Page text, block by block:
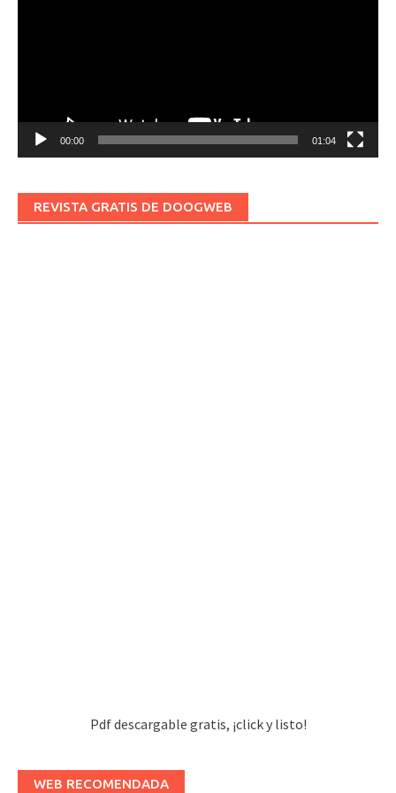
00:00 01:04
REVISTA GRATIS DE DOOGWEB
Pdf descargable gratis, ¡click y listo!
WEB RECOMENDADA